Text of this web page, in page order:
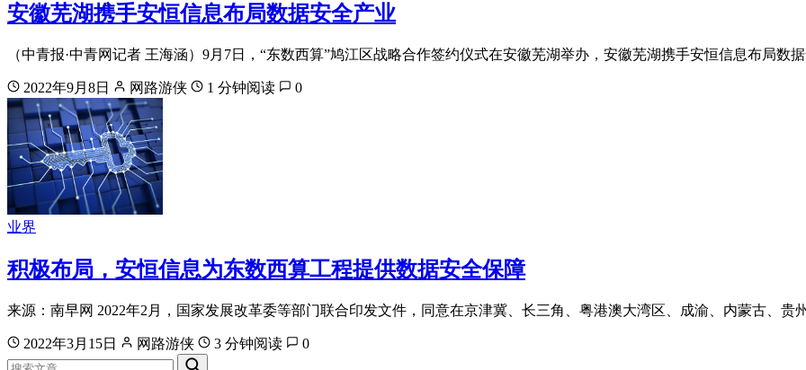
安徽芜湖携手安恒信息布局数据安全产业
（中青报·中青网记者 王海涵）9月7日，“东数西算”鸠江区战略合作签约仪式在安徽芜湖举办，安徽芜湖携手安恒信息布局数
2022年9月8日 网路游侠 1 分钟阅读 0
业界
积极布局，安恒信息为东数西算工程提供数据安全保障
来源：南早网 2022年2月，国家发展改革委等部门联合印发文件，同意在京津冀、长三角、粤港澳大湾区、成渝、内蒙古、贵
2022年3月15日 网路游侠 3 分钟阅读 0